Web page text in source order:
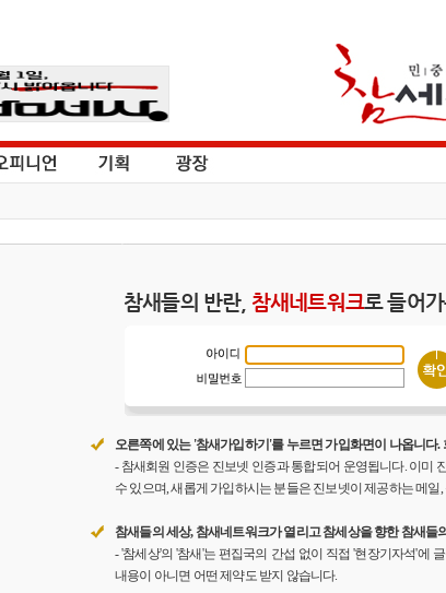
참새들의 반란, 참새네트워크로 들어
오른쪽에 있는 '참새가입하기'를 누르면 가입화면이 나옵니다.
- 참새회원 인증은 진보넷 인증과 통합되어 운영됩니다. 이미
수 있으며, 새롭게 가입하시는 분들은 진보넷이 제공하는 메
참새들의 세상, 참새네트워크가 열리고 참세상을 향한 참새들
- '참세상'의 '참새'는 편집국의 간섭 없이 직접 '현장기자석'에
내용이 아니면 어떤 제약도 받지 않습니다.